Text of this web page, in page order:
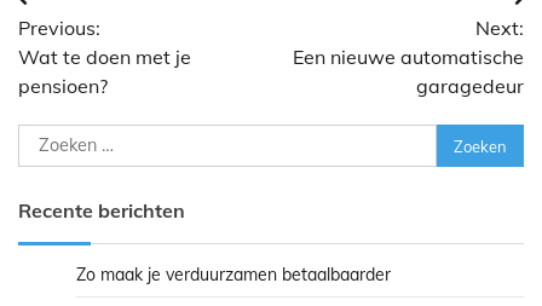
navigatie
Previous:
Wat te doen met je
pensioen?
Next:
Een nieuwe automatische
garagedeur
Zoeken
naar:
Recente berichten
Zo maak je verduurzamen betaalbaarder